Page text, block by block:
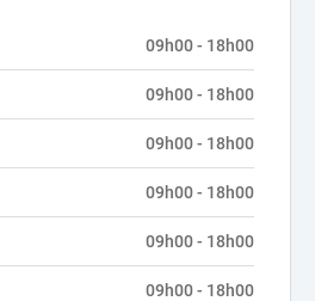
09h00 - 18h00
09h00 - 18h00
09h00 - 18h00
09h00 - 18h00
09h00 - 18h00
09h00 - 18h00